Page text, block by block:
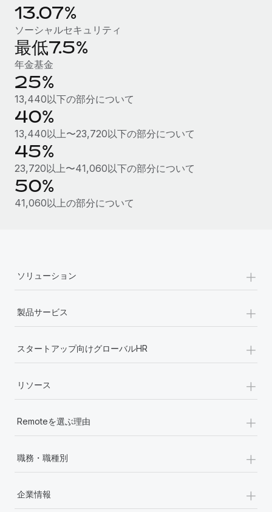
よびContractor Management Plus（契約社員管理
プラス）
Remoteの使命は、世界のどこにいても、あらゆる規模の企業が
業務に最適な人材を採用し、管理し、給与を支給できるようにす
ることです。この数週間で、新しい統合、機能、改良点をリリー
スしました。...
詳細を見る
給与詐欺：種類、事例、ビジネスを守る方法
給与, 賃金は詐欺の特に魅力的な標的です。多額の資金がシステ
13.07%
ソーシャルセキュリティ
最低7.5%
年金基金
25%
13,440以下の部分について
40%
13,440以上〜23,720以下の部分について
45%
23,720以上〜41,060以下の部分について
50%
41,060以上の部分について
ソリューション +
製品サービス +
スタートアップ向けグローバルHR +
リソース +
Remoteを選ぶ理由 +
職務・職種別 +
企業情報 +